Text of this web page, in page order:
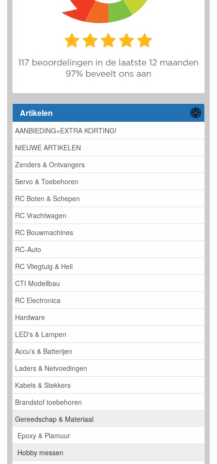
Artikelen
AANBIEDING=EXTRA KORTING!
NIEUWE ARTIKELEN
Zenders & Ontvangers
Servo & Toebehoren
RC Boten & Schepen
RC Vrachtwagen
RC Bouwmachines
RC-Auto
RC Vliegtuig & Heli
CTI Modellbau
RC Electronica
Hardware
LED's & Lampen
Accu's & Batterijen
Laders & Netvoedingen
Kabels & Stekkers
Brandstof toebehoren
Gereedschap & Materiaal
Epoxy & Plamuur
Hobby messen